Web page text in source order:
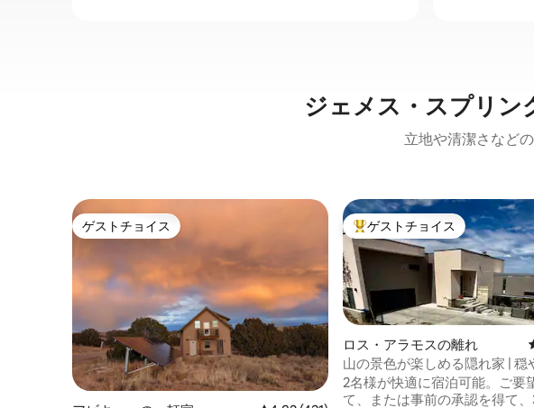
ジェメス・スプリン
立地や清潔さなど
ゲストチョイス
ゲストチョイス 大好評のゲストチョイスです。
ゲストチョイス
ロス・アラモスの離れ
山の景色が楽しめる隠れ家 | 穏
地の良い隠れ家
2名様が快適に宿泊可能。ご要
て、または事前の承認を得て